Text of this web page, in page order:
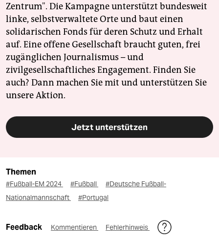
Zentrum". Die Kampagne unterstützt bundesweit
linke, selbstverwaltete Orte und baut einen
solidarischen Fonds für deren Schutz und Erhalt
auf. Eine offene Gesellschaft braucht guten, frei
zugänglichen Journalismus – und
zivilgesellschaftliches Engagement. Finden Sie
auch? Dann machen Sie mit und unterstützen Sie
unsere Aktion.
Jetzt unterstützen
Themen
#Fußball-EM 2024 #Fußball
#Deutsche Fußball-
Nationalmannschaft
#Portugal
Feedback Kommentieren Fehlerhinweis